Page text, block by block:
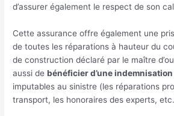
d’assurer également le respect de son
Cette assurance offre également une
de toutes les réparations à hauteur du
de construction déclaré par le maître
aussi debénéficier d’une indemnisation
imputables au sinistre (les réparations
transport, les honoraires des experts,